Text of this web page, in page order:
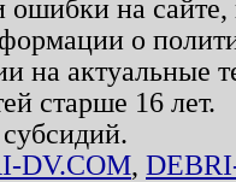
на
о
на актуальные
старше 16 лет.
DV.COM,